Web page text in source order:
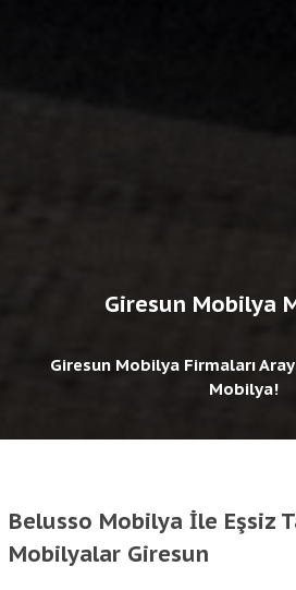
Giresun Mobilya
Giresun Mobilya Firmaları
Mobilya!
Belusso Mobilya İle Eşsiz
Mobilyalar Giresun